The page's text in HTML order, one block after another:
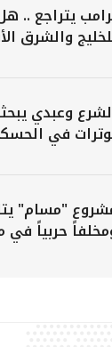
يتراجع ..
والشرق
وعبدي
في
حربياً في